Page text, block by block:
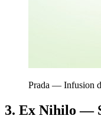
Prada — Infusion
3. Ex Nihilo —